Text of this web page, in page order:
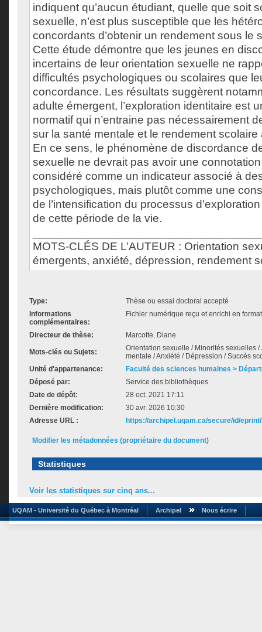
indiquent qu’aucun étudiant, quelle que soit
sexuelle, n’est plus susceptible que les
concordants d’obtenir un rendement sous le
Cette étude démontre que les jeunes en
incertains de leur orientation sexuelle ne
difficultés psychologiques ou scolaires que
concordance. Les résultats suggèrent
adulte émergent, l’exploration identitaire est
normatif qui n’entraine pas nécessairement
sur la santé mentale et le rendement
En ce sens, le phénomène de discordance
sexuelle ne devrait pas avoir une
considéré comme un indicateur associé à
psychologiques, mais plutôt comme une
de l’intensification du processus
de cette période de la vie.
MOTS-CLÉS DE L’AUTEUR : Orientation
émergents, anxiété, dépression, rendement
Type:
Thèse ou essai doctoral accepté
Informations
complémentaires:
Fichier numérique reçu et enrichi en
Directeur de thèse: Marcotte, Diane
Mots-clés ou Sujets:
Orientation sexuelle / Minorités sexuelles
mentale / Anxiété / Dépression / Succès
Unité d'appartenance:
Faculté des sciences humaines >
Déposé par:
Service des bibliothèques
Date de dépôt:
28 oct. 2021 17:11
Dernière modification:
30 avr. 2026 10:30
Adresse URL :
https://archipel.uqam.ca/secure/id/
Modifier les métadonnées (propriétaire du document)
Statistiques
Voir les statistiques sur cinq ans...
UQAM - Université du Québec à Montréal Archipel Nous écrire